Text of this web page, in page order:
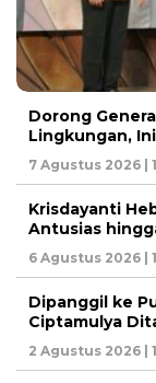
Dorong
Lingkungan,
7 Agustus 2026 |
Krisdayanti
Antusias
6 Agustus 2026 |
Dipanggil ke
Ciptamulya
2 Agustus 2026 |